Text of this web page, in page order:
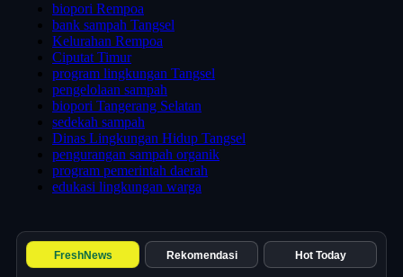
biopori Rempoa
bank sampah Tangsel
Kelurahan Rempoa
Ciputat Timur
program lingkungan Tangsel
pengelolaan sampah
biopori Tangerang Selatan
sedekah sampah
Dinas Lingkungan Hidup Tangsel
pengurangan sampah organik
program pemerintah daerah
edukasi lingkungan warga
FreshNews Rekomendasi Hot Today